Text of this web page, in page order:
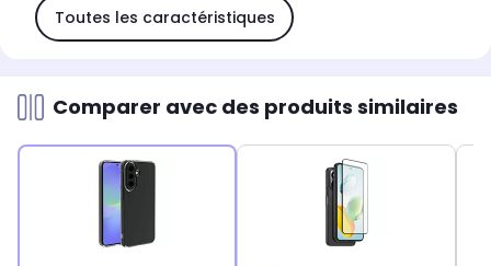
Toutes les caractéristiques
Comparer avec des produits similaires